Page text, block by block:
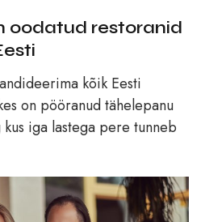
oodatud restoranid
kõik Eesti
on pööranud tähelepanu
iga lastega pere tunneb